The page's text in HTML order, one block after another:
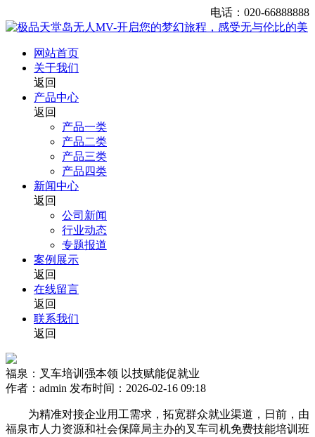
电话：020-66888888
网站首页
关于我们
返回
产品中心
返回
产品一类
产品二类
产品三类
产品四类
新闻中心
返回
公司新闻
行业动态
专题报道
案例展示
返回
在线留言
返回
联系我们
返回
福泉：叉车培训强本领 以技赋能促就业
作者：admin 发布时间：2026-02-16 09:18
为精准对接企业用工需求，拓宽群众就业渠道，日前，由
福泉市人力资源和社会保障局主办的叉车司机免费技能培训班